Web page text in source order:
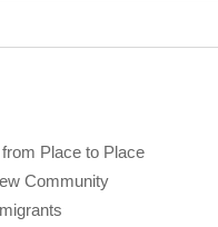
Place to Place
Community